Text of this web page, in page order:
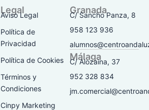
Legal
Aviso Legal
Política de
Privacidad
Política de Cookies
Términos y
Condiciones
Cinpy Marketing
Granada
C/ Sancho Panza, 8
958 123 936
Málaga
C/ Alozaina, 37
952 328 834